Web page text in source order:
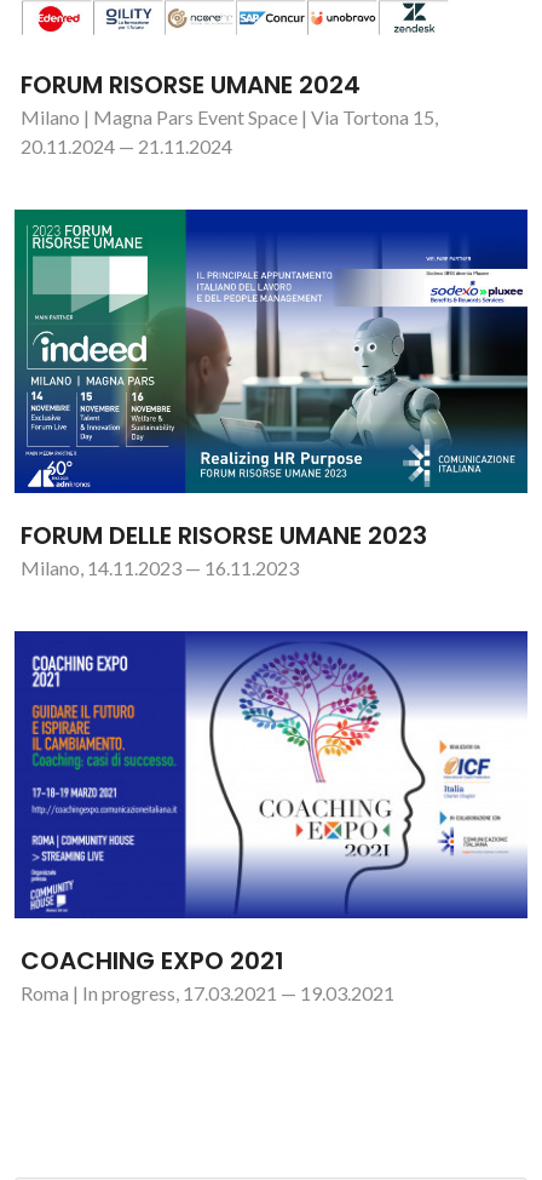
FORUM RISORSE UMANE 2024
Milano | Magna Pars Event Space | Via Tortona 15,
20.11.2024 — 21.11.2024
FORUM DELLE RISORSE UMANE 2023
Milano, 14.11.2023 — 16.11.2023
COACHING EXPO 2021
Roma | In progress, 17.03.2021 — 19.03.2021